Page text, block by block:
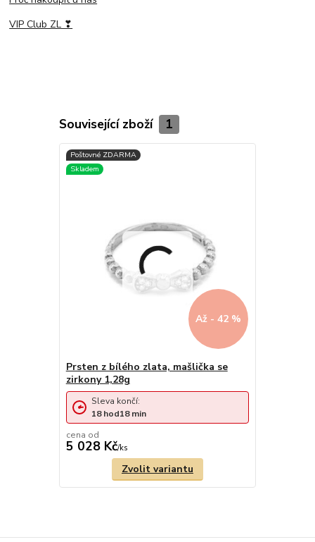
VIP Club ZL ❣
Související zboží 1
Až - 42 %
Prsten z bílého zlata, mašlička se
zirkony 1,28g
cena od
5 028 Kč/ks
Sleva končí:
18hod18min
Zvolit variantu